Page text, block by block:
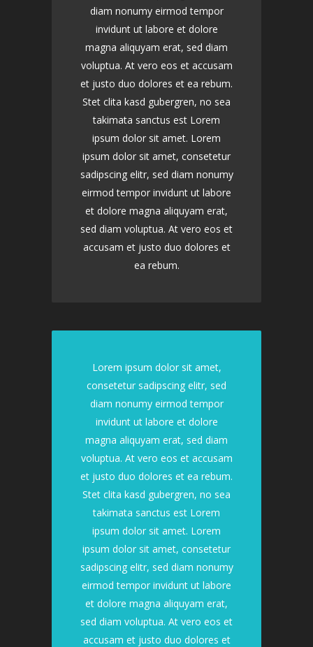
diam nonumy eirmod tempor
invidunt ut labore et dolore
magna aliquyam erat, sed diam
voluptua. At vero eos et accusam
et justo duo dolores et ea rebum.
Stet clita kasd gubergren, no sea
takimata sanctus est Lorem
ipsum dolor sit amet. Lorem
ipsum dolor sit amet, consetetur
sadipscing elitr, sed diam nonumy
eirmod tempor invidunt ut labore
et dolore magna aliquyam erat,
sed diam voluptua. At vero eos et
accusam et justo duo dolores et
ea rebum.
Lorem ipsum dolor sit amet,
consetetur sadipscing elitr, sed
diam nonumy eirmod tempor
invidunt ut labore et dolore
magna aliquyam erat, sed diam
voluptua. At vero eos et accusam
et justo duo dolores et ea rebum.
Stet clita kasd gubergren, no sea
takimata sanctus est Lorem
ipsum dolor sit amet. Lorem
ipsum dolor sit amet, consetetur
sadipscing elitr, sed diam nonumy
eirmod tempor invidunt ut labore
et dolore magna aliquyam erat,
sed diam voluptua. At vero eos et
accusam et justo duo dolores et